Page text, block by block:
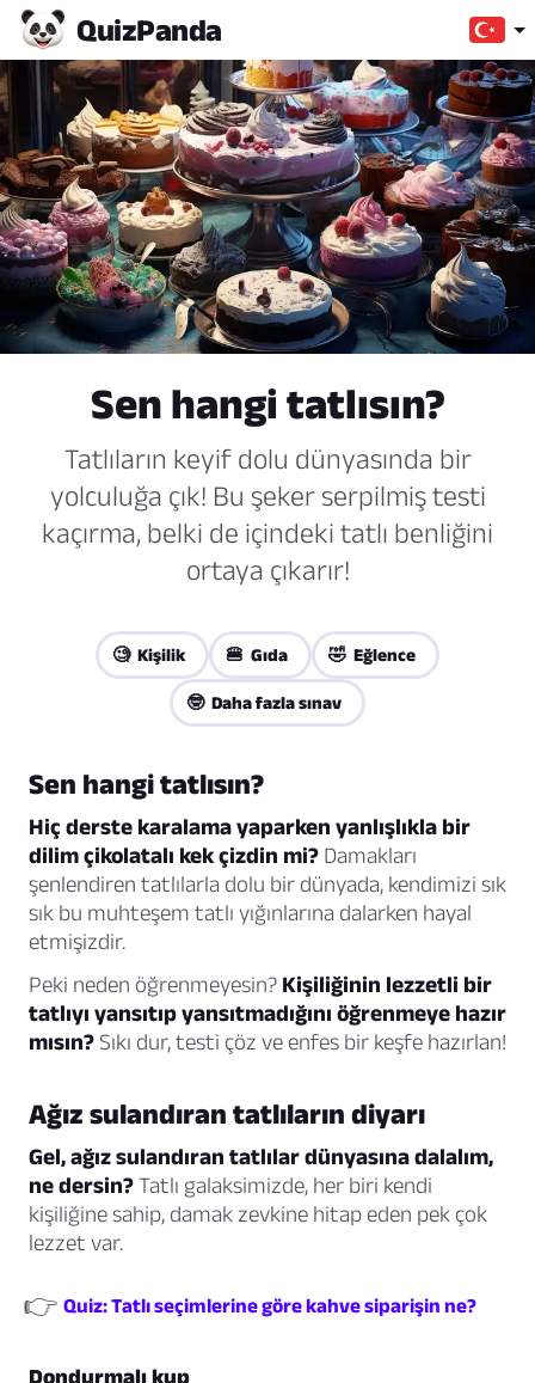
QuizPanda
Sen hangi tatlısın?
Tatlıların keyif dolu dünyasında bir
yolculuğa çık! Bu şeker serpilmiş testi
kaçırma, belki de içindeki tatlı benliğini
ortaya çıkarır!
🧐 Kişilik 🍔 Gıda 🤣 Eğlence
🤓 Daha fazla sınav
Sen hangi tatlısın?
Hiç derste karalama yaparken yanlışlıkla bir
dilim çikolatalı kek çizdin mi? Damakları
şenlendiren tatlılarla dolu bir dünyada, kendimizi sık
sık bu muhteşem tatlı yığınlarına dalarken hayal
etmişizdir.
Peki neden öğrenmeyesin? Kişiliğinin lezzetli bir
tatlıyı yansıtıp yansıtmadığını öğrenmeye hazır
mısın? Sıkı dur, testi çöz ve enfes bir keşfe hazırlan!
Ağız sulandıran tatlıların diyarı
Gel, ağız sulandıran tatlılar dünyasına dalalım,
ne dersin?Tatlı galaksimizde, her biri kendi
kişiliğine sahip, damak zevkine hitap eden pek çok
lezzet var.
👉 Quiz: Tatlı seçimlerine göre kahve siparişin ne?
Dondurmalı kup